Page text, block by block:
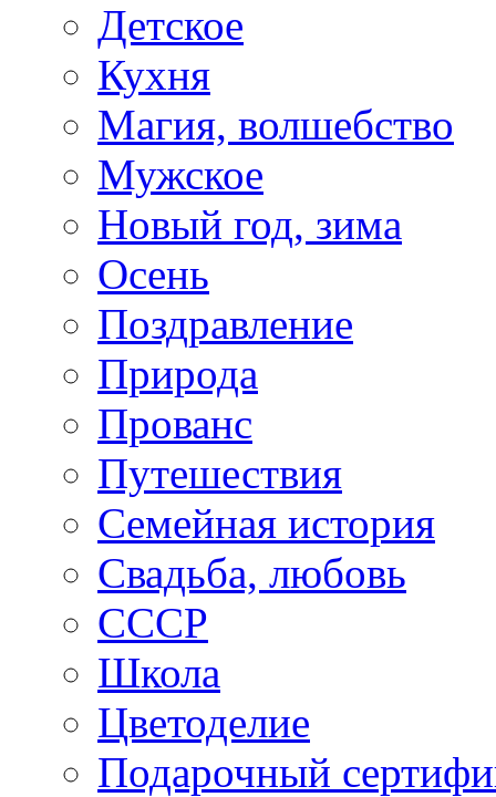
Детское
Кухня
Магия, волшебство
Мужское
Новый год, зима
Осень
Поздравление
Природа
Прованс
Путешествия
Семейная история
Свадьба, любовь
СССР
Школа
Цветоделие
Подарочный